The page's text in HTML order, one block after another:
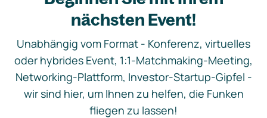
nächsten Event!
Unabhängig vom Format - Konferenz, virtuelles
oder hybrides Event, 1:1-Matchmaking-Meeting,
Networking-Plattform, Investor-Startup-Gipfel -
wir sind hier, um Ihnen zu helfen, die Funken
fliegen zu lassen!